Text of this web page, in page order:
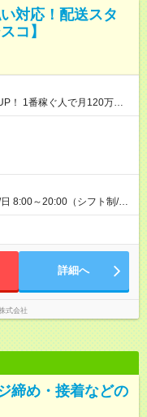
対応！配送スタ
コ】
！ 1番稼ぐ人で月120万ほ
係 1日150個配達×25日勤務
8:00～20:00（シフト制/実
は週4も有り） ※配達状況に
案件により多少の前後あり
詳細へ
式会社
締め・接着などの